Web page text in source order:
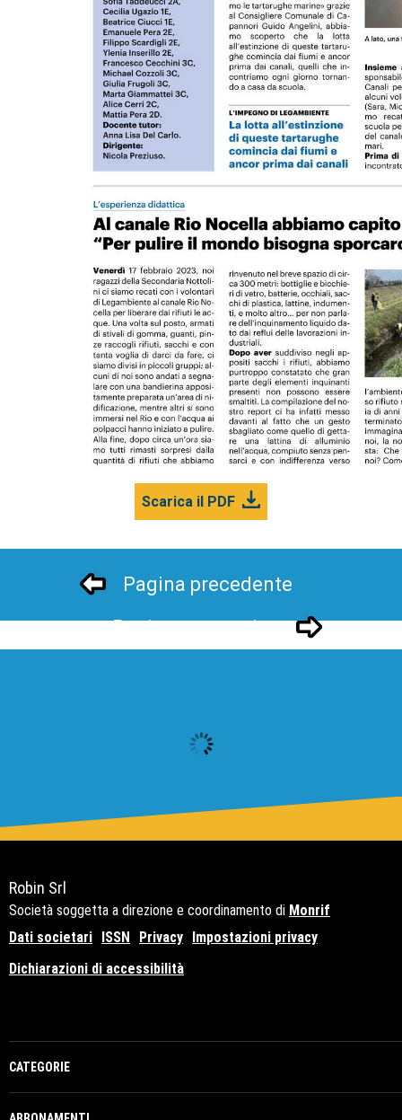
Scarica il PDF
Pagina precedente
Pagina successivo
Robin Srl
Società soggetta a direzione e coordinamento di Monrif
Dati societari
ISSN Privacy
Impostazioni privacy
Dichiarazioni di accessibilità
CATEGORIE